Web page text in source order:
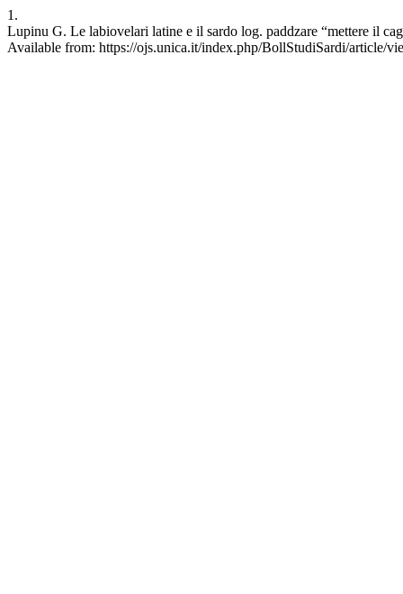
1.
Lupinu G. Le labiovelari latine e il sardo log. paddzare “mettere il
Available from: https://ojs.unica.it/index.php/BollStudiSardi/article/